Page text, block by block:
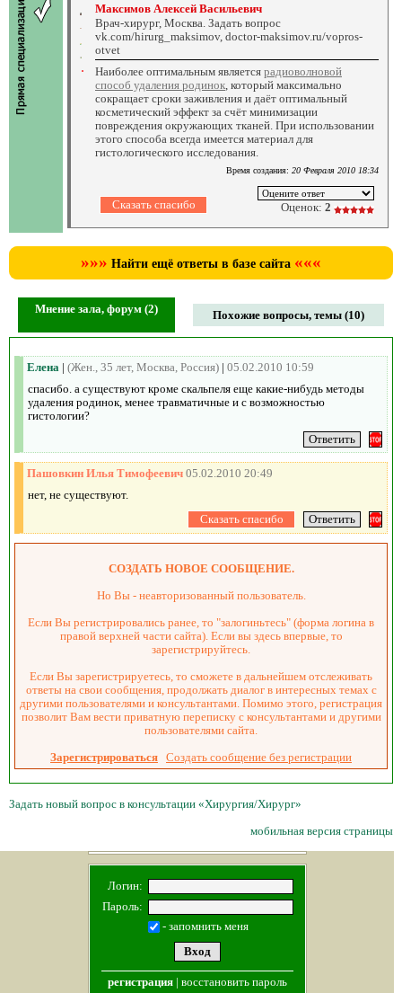
Максимов Алексей Васильевич
Врач-хирург, Москва. Задать вопрос
vk.com/hirurg_maksimov, doctor-maksimov.ru/vopros-
otvet
Наиболее оптимальным является радиоволновой
способ удаления родинок , который максимально
сокращает сроки заживления и даёт оптимальный
косметический эффект за счёт минимизации
повреждения окружающих тканей. При использовании
этого способа всегда имеется материал для
гистологического исследования.
Время создания: 20 Февраля 2010 18:34
Оценок: 2
»»» Найти ещё ответы в базе сайта «««
Мнение зала, форум (2) Похожие вопросы, темы (10)
Елена | (Жен., 35 лет, Москва, Россия) | 05.02.2010 10:59
спасибо. а существуют кроме скальпеля еще какие-нибудь методы
удаления родинок, менее травматичные и с возможностью
гистологии?
Пашовкин Илья Тимофеевич 05.02.2010 20:49
нет, не существуют.
СОЗДАТЬ НОВОЕ СООБЩЕНИЕ.
Но Вы - неавторизованный пользователь.
Если Вы регистрировались ранее, то "залогиньтесь" (форма логина в
правой верхней части сайта). Если вы здесь впервые, то
зарегистрируйтесь.
Если Вы зарегистрируетесь, то сможете в дальнейшем отслеживать
ответы на свои сообщения, продолжать диалог в интересных темах с
другими пользователями и консультантами. Помимо этого, регистрация
позволит Вам вести приватную переписку с консультантами и другими
пользователями сайта.
Зарегистрироваться Создать сообщение без регистрации
Задать новый вопрос в консультации «Хирургия/Хирург»
мобильная версия страницы
Логин:
Пароль:
- запомнить меня
регистрация| восстановить пароль